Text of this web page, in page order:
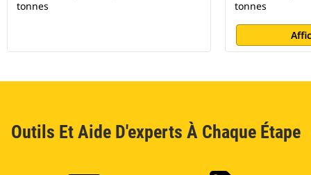
tonnes
tonnes
Outils Et Aide D'experts À Chaque Étape